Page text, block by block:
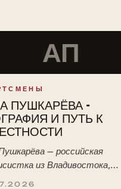
АП
ПУШКАРЁВА -
И ПУТЬ К
— российская
из Владивостока,